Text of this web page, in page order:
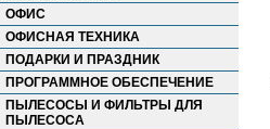
ОФИС
ОФИСНАЯ ТЕХНИКА
ПОДАРКИ И ПРАЗДНИК
ПРОГРАММНОЕ ОБЕСПЕЧЕНИЕ
ПЫЛЕСОСЫ И ФИЛЬТРЫ ДЛЯ
ПЫЛЕСОСА